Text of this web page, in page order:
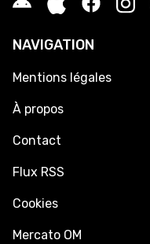
NAVIGATION
Mentions légales
À propos
Contact
Flux RSS
Cookies
Mercato OM